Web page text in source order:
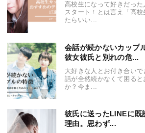
高校生になって好きだっ
スタート！とは言え「高
たらいい...
会話が続かないカップ
彼女彼氏と別れの危...
大好きな人とお付き合い
話が全然続かなくて困る
か？今ま...
彼氏に送ったLINEに既
理由。思わず...